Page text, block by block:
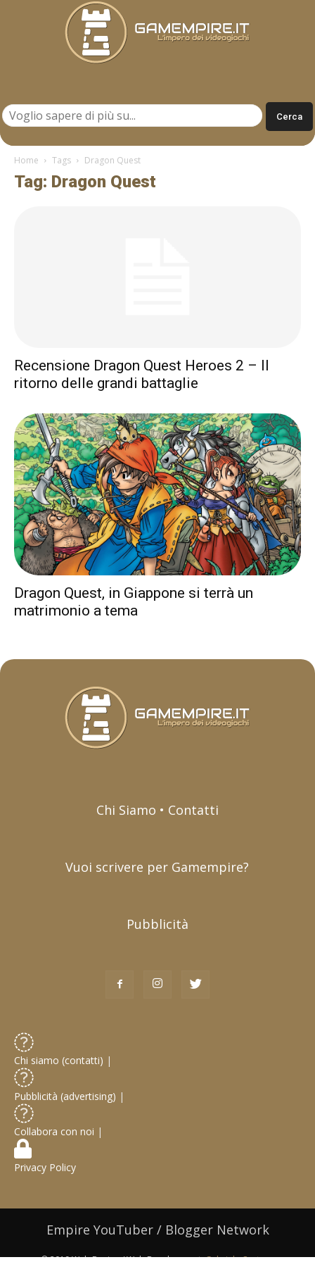
Home Tags Dragon Quest
Tag: Dragon Quest
Recensione Dragon Quest Heroes 2 – Il
ritorno delle grandi battaglie
Dragon Quest, in Giappone si terrà un
matrimonio a tema
Chi Siamo • Contatti
Vuoi scrivere per Gamempire?
Pubblicità
Chi siamo (contatti) |
Pubblicità (advertising) |
Collabora con noi |
Privacy Policy
Empire YouTuber / Blogger Network
© 2019 Web Design / Web Development:Gabriele Castoro